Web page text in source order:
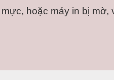
hoặc máy in bị mờ,